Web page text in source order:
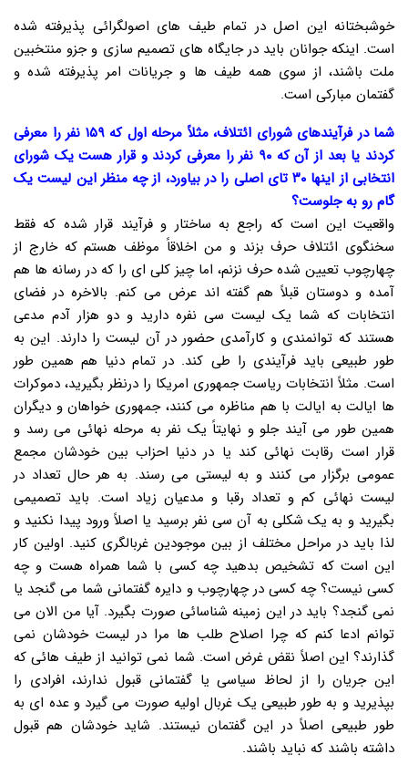
خوشبختانه این اصل در تمام طیف های اصولگرائی پذیرفته شده
است. اینکه جوانان باید در جایگاه های تصمیم سازی و جزو منتخبین
ملت باشند، از سوی همه طیف ها و جریانات امر پذیرفته شده و
گفتمان مبارکی است.
شما در فرآیندهای شورای ائتلاف، مثلاً مرحله اول که ۱۵۹ نفر را معرفی
کردند یا بعد از آن که ۹۰ نفر را معرفی کردند و قرار هست یک شورای
انتخابی از اینها ۳۰ تای اصلی را در بیاورد، از چه منظر این لیست یک
گام رو به جلوست؟
واقعیت این است که راجع به ساختار و فرآیند قرار شده که فقط
سخنگوی ائتلاف حرف بزند و من اخلاقاً موظف هستم که خارج از
چهارچوب تعیین شده حرف نزنم، اما چیز کلی ای را که در رسانه ها هم
آمده و دوستان قبلاً هم گفته اند عرض می کنم. بالاخره در فضای
انتخابات که شما یک لیست سی نفره دارید و دو هزار آدم مدعی
هستند که توانمندی و کارآمدی حضور در آن لیست را دارند. این به
طور طبیعی باید فرآیندی را طی کند. در تمام دنیا هم همین طور
است. مثلاً انتخابات ریاست جمهوری امریکا را درنظر بگیرید، دموکرات
ها ایالت به ایالت با هم مناظره می کنند، جمهوری خواهان و دیگران
همین طور می آیند جلو و نهایتاً یک نفر به مرحله نهائی می رسد و
قرار است رقابت نهائی کند یا در دنیا احزاب بین خودشان مجمع
عمومی برگزار می کنند و به لیستی می رسند. به هر حال تعداد در
لیست نهائی کم و تعداد رقبا و مدعیان زیاد است. باید تصمیمی
بگیرید و به یک شکلی به آن سی نفر برسید یا اصلاً ورود پیدا نکنید و
لذا باید در مراحل مختلف از بین موجودین غربالگری کنید. اولین کار
این است که تشخیص بدهید چه کسی با شما همراه هست و چه
کسی نیست؟ چه کسی در چهارچوب و دایره گفتمانی شما می گنجد یا
نمی گنجد؟ باید در این زمینه شناسائی صورت بگیرد. آیا من الان می
توانم ادعا کنم که چرا اصلاح طلب ها مرا در لیست خودشان نمی
گذارند؟ این اصلاً نقض غرض است. شما نمی توانید از طیف هائی که
این جریان را از لحاظ سیاسی یا گفتمانی قبول ندارند، افرادی را
بپذیرید و به طور طبیعی یک غربال اولیه صورت می گیرد و عده ای به
طور طبیعی اصلاً در این گفتمان نیستند. شاید خودشان هم قبول
داشته باشند که نباید باشند.